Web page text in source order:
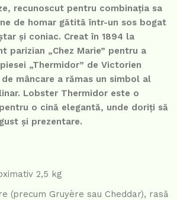
recunoscut pentru combinația sa
de homar gătită într-un sos bogat
și coniac. Creat în 1894 la
parizian „Chez Marie” pentru a
„Thermidor” de Victorien
mâncare a rămas un simbol al
Lobster Thermidor este o
o cină elegantă, unde doriți să
și prezentare.
2,5 kg
(precum Gruyère sau Cheddar), rasă